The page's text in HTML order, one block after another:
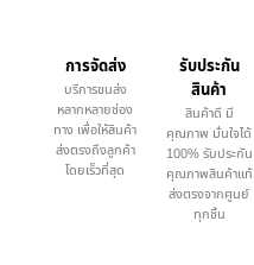
การจัดส่ง
บริการขนส่ง
หลากหลายช่อง
ทาง เพื่อให้สินค้า
ส่งตรงถึงลูกค้า
โดยเร็วที่สุด
รับประกัน
สินค้า
สินค้าดี มี
คุณภาพ มั่นใจได้
100% รับประกัน
คุณภาพสินค้าแท้
ส่งตรงจากศูนย์
ทุกชิ้น